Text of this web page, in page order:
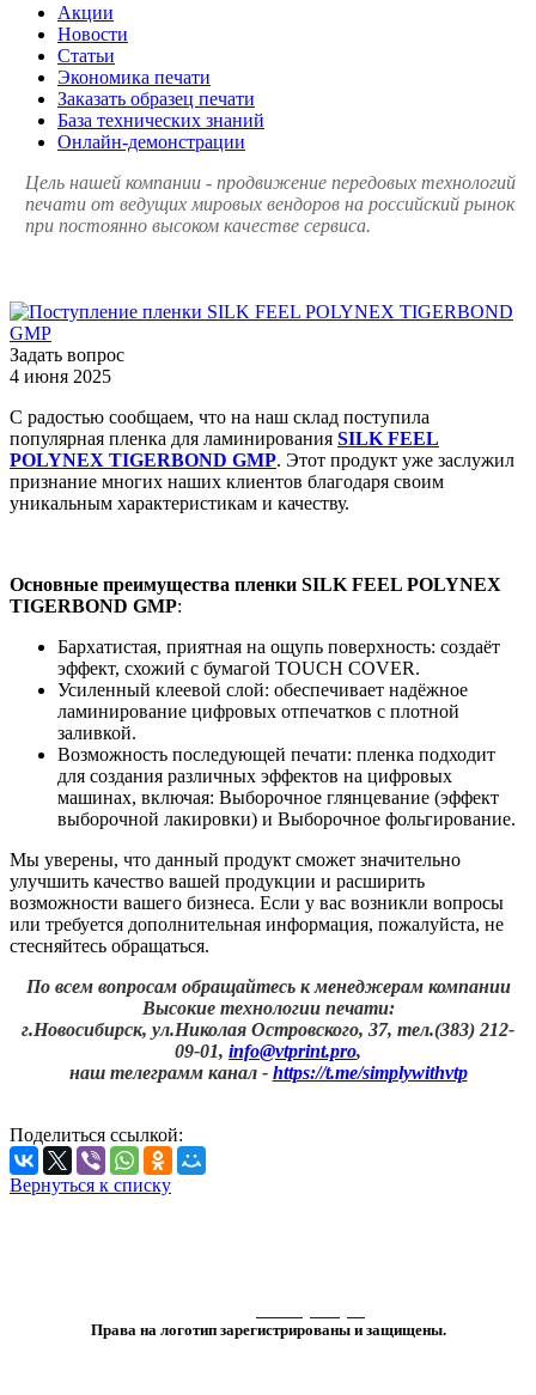
Акции
Новости
Статьи
Экономика печати
Заказать образец печати
База технических знаний
Онлайн-демонстрации
Цель нашей компании - продвижение передовых технологий
печати от ведущих мировых вендоров на российский рынок
при постоянно высоком качестве сервиса.
Задать вопрос
4 июня 2025
С радостью сообщаем, что на наш склад поступила
популярная пленка для ламинирования SILK FEEL
POLYNEX TIGERBOND GMP. Этот продукт уже заслужил
признание многих наших клиентов благодаря своим
уникальным характеристикам и качеству.
Основные преимущества пленки SILK FEEL POLYNEX
TIGERBOND GMP:
Бархатистая, приятная на ощупь поверхность: создаёт
эффект, схожий с бумагой TOUCH COVER.
Усиленный клеевой слой: обеспечивает надёжное
ламинирование цифровых отпечатков с плотной
заливкой.
Возможность последующей печати: пленка подходит
для создания различных эффектов на цифровых
машинах, включая: Выборочное глянцевание (эффект
выборочной лакировки) и Выборочное фольгирование.
Мы уверены, что данный продукт сможет значительно
улучшить качество вашей продукции и расширить
возможности вашего бизнеса. Если у вас возникли вопросы
или требуется дополнительная информация, пожалуйста, не
стесняйтесь обращаться.
По всем вопросам обращайтесь к менеджерам компании
Высокие технологии печати:
г.Новосибирск, ул.Николая Островского, 37, тел.(383) 212-
09-01, info@vtprint.pro,
наш телеграмм канал - https://t.me/simplywithvtp
Поделиться ссылкой:
Вернуться к списку
Права на логотип зарегистрированы и защищены.